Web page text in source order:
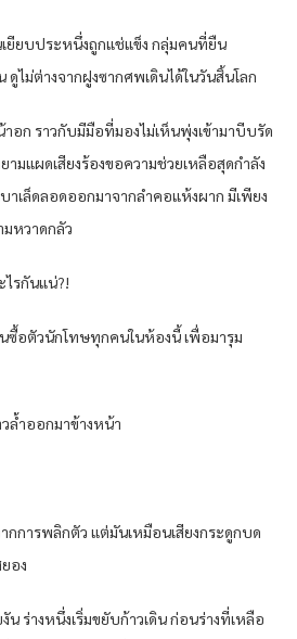
ยียบประหนึ่งถูกแช่แข็ง กลุ่มคนที่ยืน
ไม่ต่างจากฝูงซากศพเดินได้ในวันสิ้นโลก
อก ราวกับมีมือที่มองไม่เห็นพุ่งเข้ามาบีบรัด
มแผดเสียงร้องขอความช่วยเหลือสุดกำลัง
าเล็ดลอดออกมาจากลำคอแห้งผาก มีเพียง
หวาดกลัว
รกันแน่?!
ซื้อตัวนักโทษทุกคนในห้องนี้ เพื่อมารุม
ล้ำออกมาข้างหน้า
ากการพลิกตัว แต่มันเหมือนเสียงกระดูกบด
อง
น ร่างหนึ่งเริ่มขยับก้าวเดิน ก่อนร่างที่เหลือ